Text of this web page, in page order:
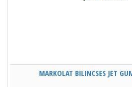
MARKOLAT BILINCSES JET